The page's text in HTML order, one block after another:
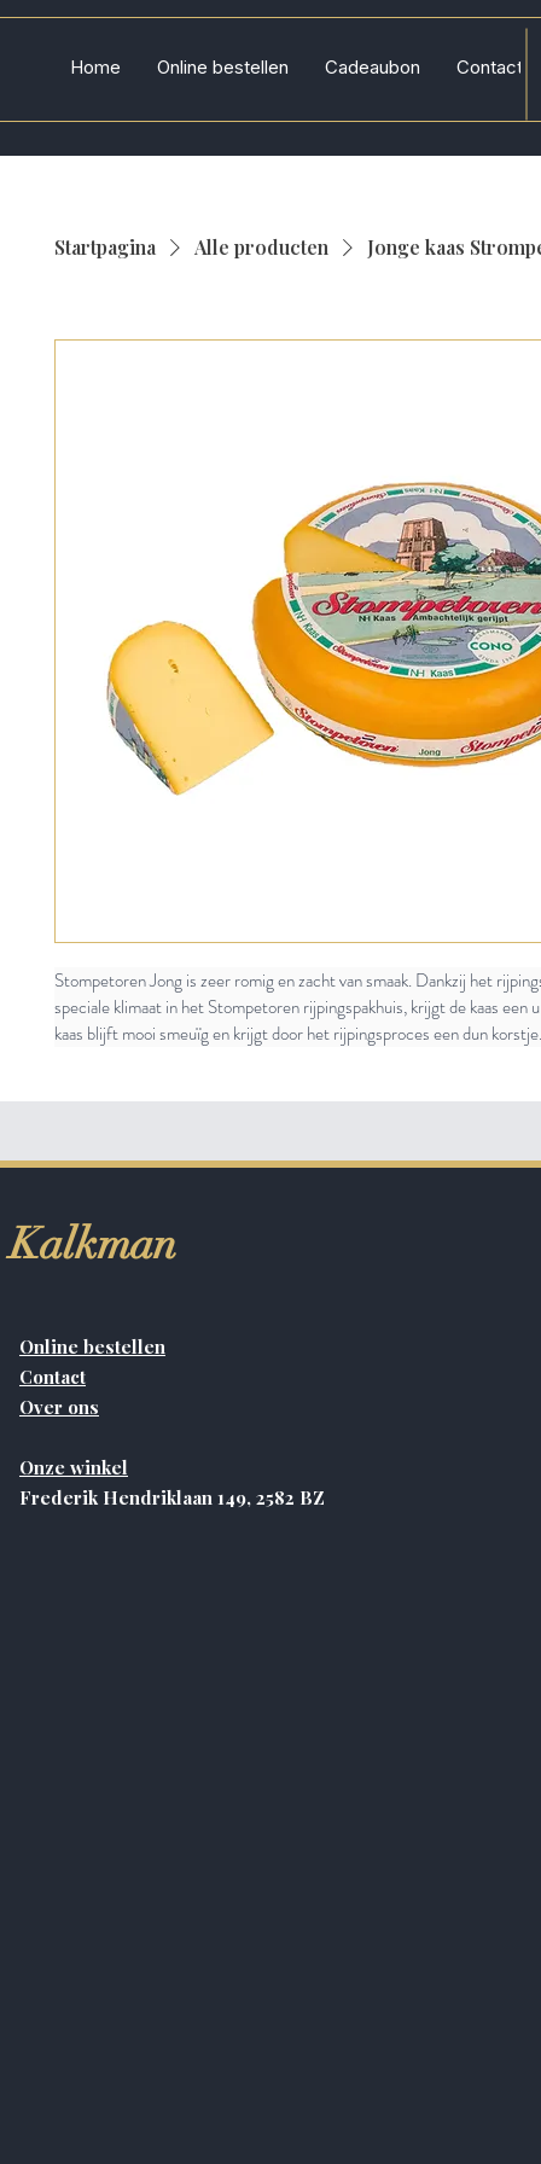
Home Online bestellen Cadeaubon Contact
Startpagina Alle producten Jonge kaas
Stompetoren Jong is zeer romig en zacht van smaak. Dankzij het
speciale klimaat in het Stompetoren rijpingspakhuis, krijgt de kaas een
kaas blijft mooi smeuïg en krijgt door het rijpingsproces een dun korstje.
Kalkman
Online bestellen
Contact
Over ons
Onze winkel
Frederik Hendriklaan 149, 2582 BZ